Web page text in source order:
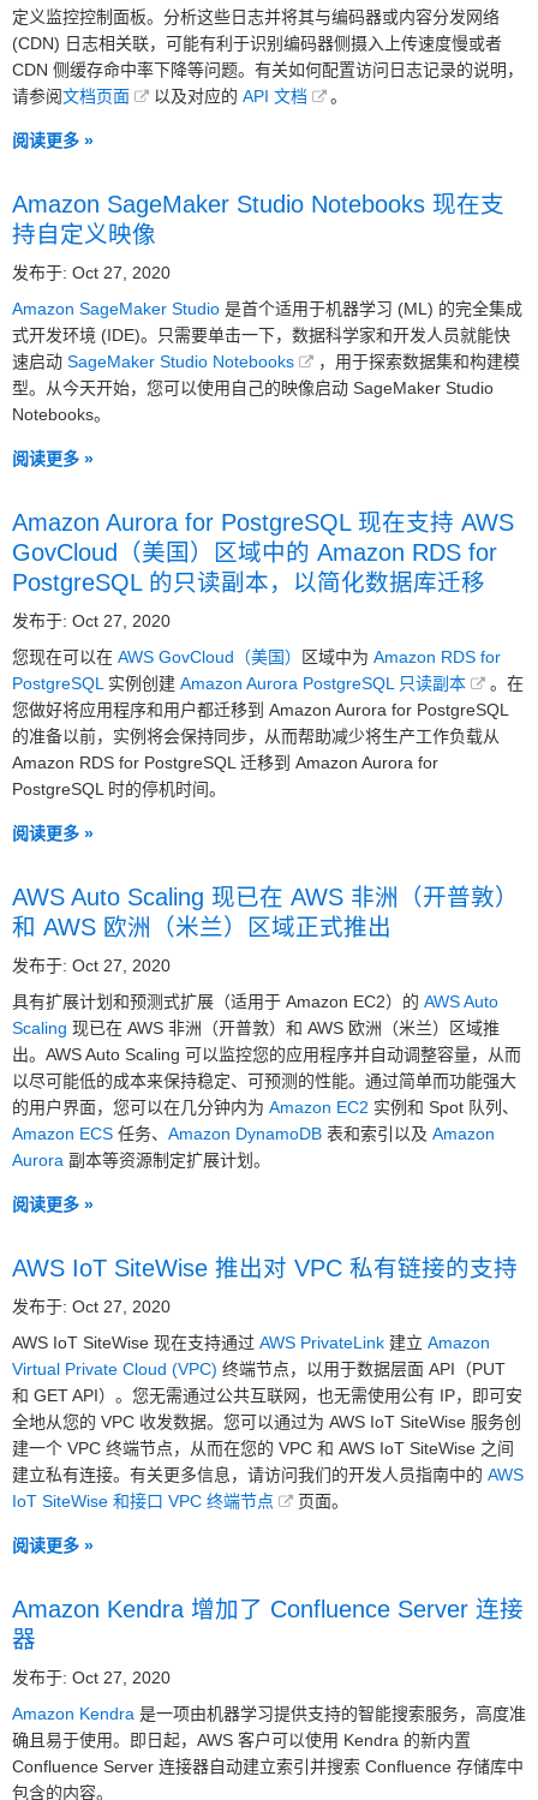
定义监控控制面板。分析这些日志并将其与编码器或内容分发网络
(CDN) 日志相关联，可能有利于识别编码器侧摄入上传速度慢或者
CDN 侧缓存命中率下降等问题。有关如何配置访问日志记录的说明，
请参阅文档页面 以及对应的 API 文档 。
阅读更多 »
Amazon SageMaker Studio Notebooks 现在支
持自定义映像
发布于: Oct 27, 2020
Amazon SageMaker Studio 是首个适用于机器学习 (ML) 的完全集成
式开发环境 (IDE)。只需要单击一下，数据科学家和开发人员就能快
速启动 SageMaker Studio Notebooks
，用于探索数据集和构建模
型。从今天开始，您可以使用自己的映像启动 SageMaker Studio
Notebooks。
阅读更多 »
Amazon Aurora for PostgreSQL 现在支持 AWS
GovCloud（美国）区域中的 Amazon RDS for
PostgreSQL 的只读副本，以简化数据库迁移
发布于: Oct 27, 2020
您现在可以在 AWS GovCloud（美国） 区域中为 Amazon RDS for
PostgreSQL 实例创建 Amazon Aurora PostgreSQL 只读副本
。在
您做好将应用程序和用户都迁移到 Amazon Aurora for PostgreSQL
的准备以前，实例将会保持同步，从而帮助减少将生产工作负载从
Amazon RDS for PostgreSQL 迁移到 Amazon Aurora for
PostgreSQL 时的停机时间。
阅读更多 »
AWS Auto Scaling 现已在 AWS 非洲（开普敦）
和 AWS 欧洲（米兰）区域正式推出
发布于: Oct 27, 2020
具有扩展计划和预测式扩展（适用于 Amazon EC2）的 AWS Auto
Scaling 现已在 AWS 非洲（开普敦）和 AWS 欧洲（米兰）区域推
出。AWS Auto Scaling 可以监控您的应用程序并自动调整容量，从而
以尽可能低的成本来保持稳定、可预测的性能。通过简单而功能强大
的用户界面，您可以在几分钟内为 Amazon EC2 实例和 Spot 队列、
Amazon ECS 任务、 Amazon DynamoDB 表和索引以及 Amazon
Aurora 副本等资源制定扩展计划。
阅读更多 »
AWS IoT SiteWise 推出对 VPC 私有链接的支持
发布于: Oct 27, 2020
AWS IoT SiteWise 现在支持通过 AWS PrivateLink 建立 Amazon
Virtual Private Cloud (VPC) 终端节点，以用于数据层面 API（PUT
和 GET API）。您无需通过公共互联网，也无需使用公有 IP，即可安
全地从您的 VPC 收发数据。您可以通过为 AWS IoT SiteWise 服务创
建一个 VPC 终端节点，从而在您的 VPC 和 AWS IoT SiteWise 之间
建立私有连接。有关更多信息，请访问我们的开发人员指南中的 AWS
IoT SiteWise 和接口 VPC 终端节点
页面。
阅读更多 »
Amazon Kendra 增加了 Confluence Server 连接
器
发布于: Oct 27, 2020
Amazon Kendra 是一项由机器学习提供支持的智能搜索服务，高度准
确且易于使用。即日起，AWS 客户可以使用 Kendra 的新内置
Confluence Server 连接器自动建立索引并搜索 Confluence 存储库中
包含的内容。